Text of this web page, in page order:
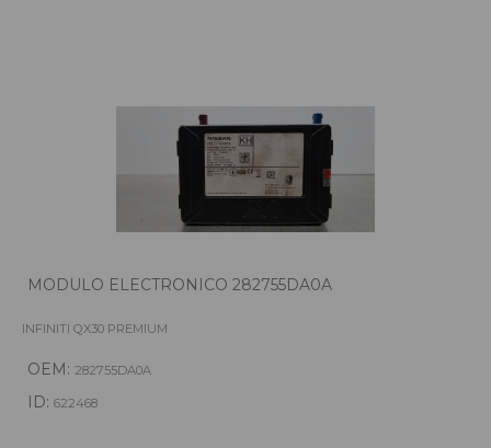
MODULO ELECTRONICO 282755DA0A
INFINITI QX30 PREMIUM
OEM: 282755DA0A
ID: 622468